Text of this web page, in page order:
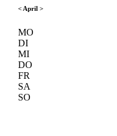
< April >
MO
DI
MI
DO
FR
SA
SO